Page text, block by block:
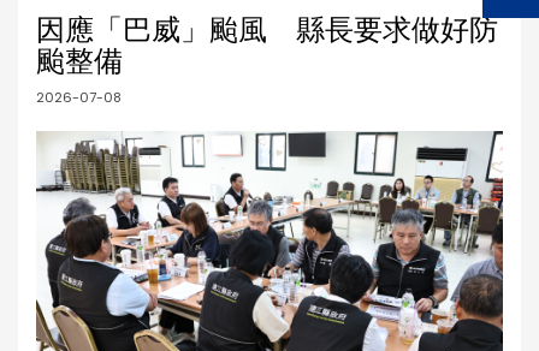
因應「巴威」颱風 縣長要求做好防
颱整備
2026-07-08